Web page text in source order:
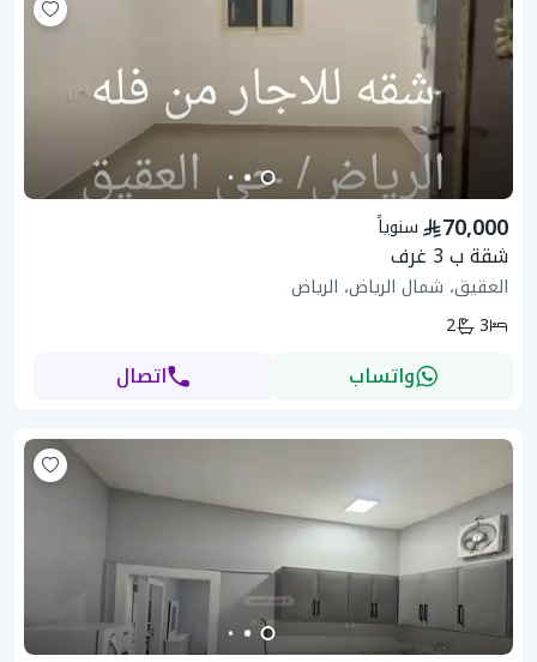
سنوياً 70,000
شقة ب 3 غرف
العقيق، شمال الرياض، الرياض
3
2
واتساب اتصال